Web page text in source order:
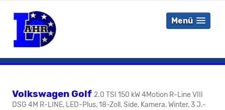
Menü
Volkswagen Golf 2.0 TSI 150 kW 4Motion R-Line VIII
DSG 4M R-LINE, LED-Plus, 18-Zoll, Side, Kamera, Winter, 3 J.-